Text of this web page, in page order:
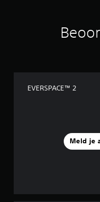
EVERSPACE™ 2
Meld je